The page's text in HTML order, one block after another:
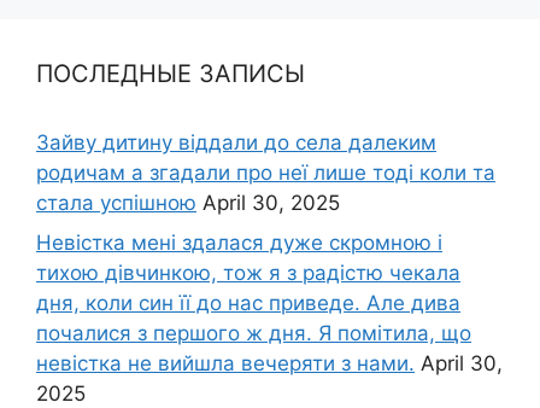
ПОСЛЕДНЫЕ ЗАПИСЫ
Зайву дитину віддали до села далеким
родичам а згадали про неї лише тоді коли та
стала успішною April 30, 2025
Невістка мені здалася дуже скромною і
тихою дівчинкою, тож я з радістю чекала
дня, коли син її до нас приведе. Але дива
почалися з першого ж дня. Я помітила, що
невістка не вийшла вечеряти з нами. April 30,
2025